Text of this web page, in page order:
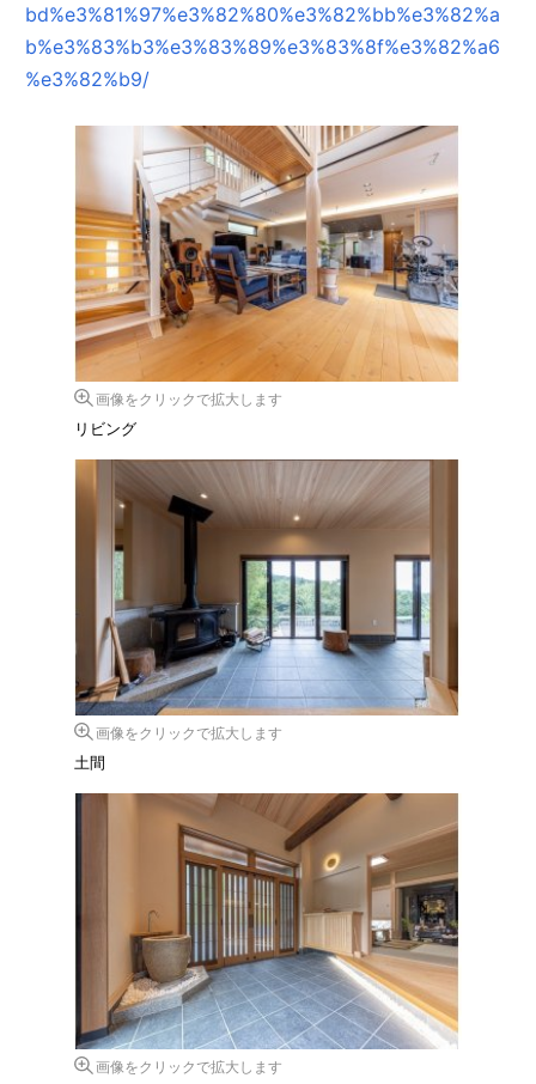
bd%e3%81%97%e3%82%80%e3%82%bb%e3%82%a
b%e3%83%b3%e3%83%89%e3%83%8f%e3%82%a6
%e3%82%b9/
画像をクリックで拡大します
リビング
画像をクリックで拡大します
土間
画像をクリックで拡大します